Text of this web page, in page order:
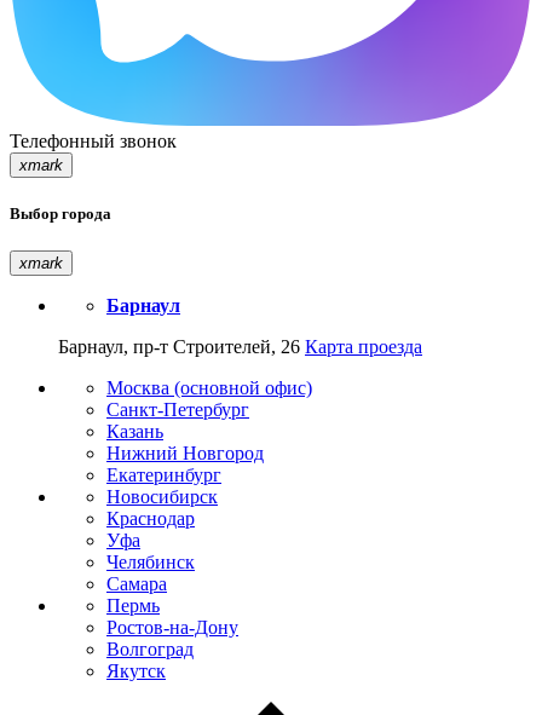
Телефонный звонок
xmark
Выбор города
xmark
Барнаул
Барнаул, пр-т Строителей, 26 Карта проезда
Москва (основной офис)
Санкт-Петербург
Казань
Нижний Новгород
Екатеринбург
Новосибирск
Краснодар
Уфа
Челябинск
Самара
Пермь
Ростов-на-Дону
Волгоград
Якутск